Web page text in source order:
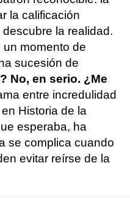
la calificación
la realidad.
momento de
sucesión de
No, en serio. ¿Me
entre incredulidad
Historia de la
esperaba, ha
se complica cuando
evitar reírse de la